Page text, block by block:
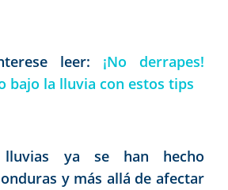
leer: ¡No derrapes!
bajo la lluvia con estos tips
lluvias ya se han hecho
y más allá de afectar